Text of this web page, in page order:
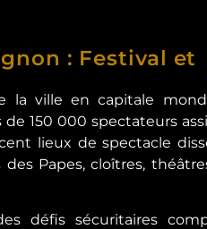
: Festival et
la ville en capitale
150 000 spectateurs
lieux de spectacle
Papes, cloîtres,
défis sécuritaires